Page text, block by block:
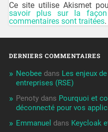
Ce site utilise Akismet
savoir plus sur la
commentaires sont traitées.
DERNIERS COMMENTAIRES
Neobeedans Les enjeux
entreprises (RSE)
Penotydans Pourquoi et
déconnecté pour vos
Emmanuel dans Keycloak